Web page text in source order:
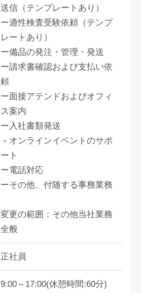
送信（テンプレートあり）
ー適性検査受験依頼（テンプ
レートあり）
ー備品の発注・管理・発送
ー請求書確認および支払い依
頼
ー面接アテンドおよびオフィ
ス案内
ー入社書類発送
－オンラインイベントのサポ
ート
ー電話対応
ーその他、付随する事務業務
変更の範囲：その他当社業務
全般
正社員
9:00～17:00(休憩時間:60分)